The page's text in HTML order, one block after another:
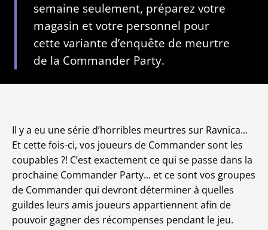
semaine seulement, préparez votre
magasin et votre personnel pour
cette variante d’enquête de meurtre
de la Commander Party.
Il y a eu une série d’horribles meurtres sur Ravnica...
Et cette fois-ci, vos joueurs de Commander sont les
coupables ?! C’est exactement ce qui se passe dans la
prochaine Commander Party... et ce sont vos groupes
de Commander qui devront déterminer à quelles
guildes leurs amis joueurs appartiennent afin de
pouvoir gagner des récompenses pendant le jeu.